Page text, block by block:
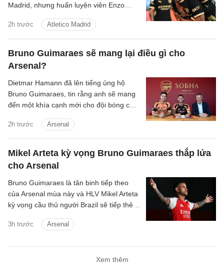
2h trước Atletico Madrid
Madrid, nhưng huấn luyện viên Enzo
anh.
Bruno Guimaraes sẽ mang lại điều gì cho
Arsenal?
2h trước Arsenal
Dietmar Hamann đã lên tiếng ủng hộ
Bruno Guimaraes, tin rằng anh sẽ mang
đến một khía cạnh mới cho đội bóng của
Mikel Arteta kỳ vọng Bruno Guimaraes thắp lửa
cho Arsenal
3h trước Arsenal
Bruno Guimaraes là tân binh tiếp theo
của Arsenal mùa này và HLV Mikel Arteta
kỳ vọng cầu thủ người Brazil sẽ tiếp thêm
Xem thêm